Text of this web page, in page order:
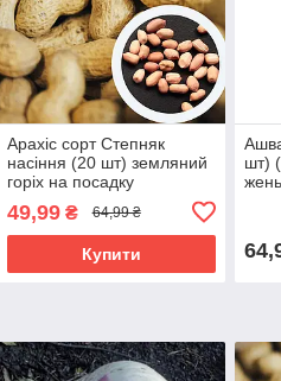
Арахіс сорт Степняк
насіння (20 шт) земляний
горіх на посадку
49,99₴ 64,99 ₴
Купити
шт)